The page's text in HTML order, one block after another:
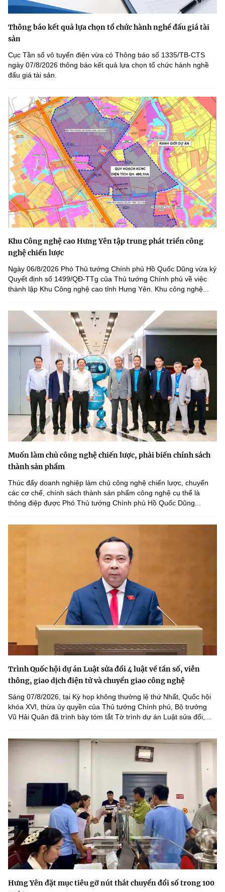
Thông báo kết quả lựa chọn tổ chức hành nghề đấu giá tài
sản
Cục Tần số vô tuyến điện vừa có Thông báo số 1335/TB-CTS
ngày 07/8/2026 thông báo kết quả lựa chọn tổ chức hành nghề
đấu giá tài sản.
Khu Công nghệ cao Hưng Yên tập trung phát triển công
nghệ chiến lược
Ngày 06/8/2026 Phó Thủ tướng Chính phủ Hồ Quốc Dũng vừa ký
Quyết định số 1499/QĐ-TTg của Thủ tướng Chính phủ về việc
thành lập Khu Công nghệ cao tỉnh Hưng Yên. Khu công nghệ...
Muốn làm chủ công nghệ chiến lược, phải biến chính sách
thành sản phẩm
Thúc đẩy doanh nghiệp làm chủ công nghệ chiến lược, chuyển
các cơ chế, chính sách thành sản phẩm công nghệ cụ thể là
thông điệp được Phó Thủ tướng Chính phủ Hồ Quốc Dũng...
Trình Quốc hội dự án Luật sửa đổi 4 luật về tần số, viễn
thông, giao dịch điện tử và chuyển giao công nghệ
Sáng 07/8/2026, tại Kỳ họp không thường lệ thứ Nhất, Quốc hội
khóa XVI, thừa ủy quyền của Thủ tướng Chính phủ, Bộ trưởng
Vũ Hải Quân đã trình bày tóm tắt Tờ trình dự án Luật sửa đổi,...
Hưng Yên đặt mục tiêu gỡ nút thắt chuyển đổi số trong 100